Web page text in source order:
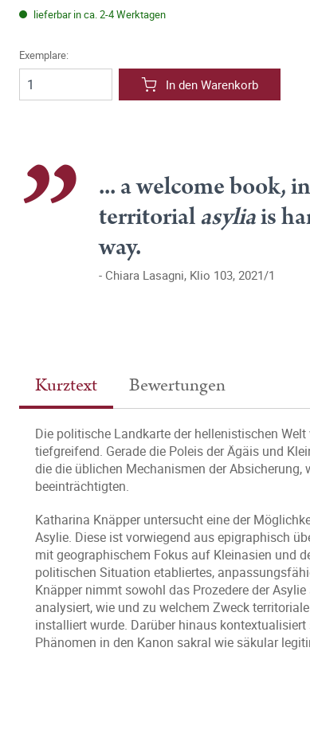
lieferbar in ca. 2-4 Werktagen
Exemplare:
In den Warenkorb
... a welcome book,
territorialasyliais
way.
Chiara Lasagni, Klio 103, 2021/1
Kurztext Bewertungen
Die politische Landkarte der hellenistischen
tiefgreifend. Gerade die Poleis der Ägäis und
die die üblichen Mechanismen der
beeinträchtigten.
Katharina Knäpper untersucht eine der
Asylie. Diese ist vorwiegend aus epigraphisch
mit geographischem Fokus auf Kleinasien und
politischen Situation etabliertes,
Knäpper nimmt sowohl das Prozedere der
analysiert, wie und zu welchem Zweck
installiert wurde. Darüber hinaus
Phänomen in den Kanon sakral wie säkular